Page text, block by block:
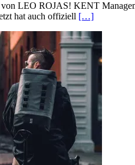
LEO ROJAS! KENT
hat auch offiziell […]